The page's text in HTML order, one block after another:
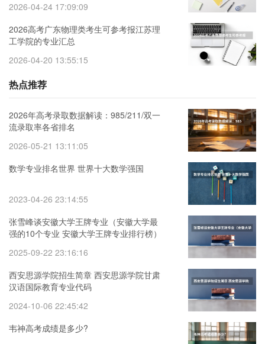
2026-04-24 17:09:09
2026高考广东物理类考生可参考报江苏理
工学院的专业汇总
2026-04-20 13:55:15
热点推荐
2026年高考录取数据解读：985/211/双一
流录取率各省排名
2026-05-21 13:11:05
数学专业排名世界 世界十大数学强国
2023-04-26 23:14:55
张雪峰谈安徽大学王牌专业（安徽大学最
强的10个专业 安徽大学王牌专业排行榜）
2025-09-22 23:16:16
西安思源学院招生简章 西安思源学院甘肃
汉语国际教育专业代码
2024-10-06 22:45:42
韦神高考成绩是多少?